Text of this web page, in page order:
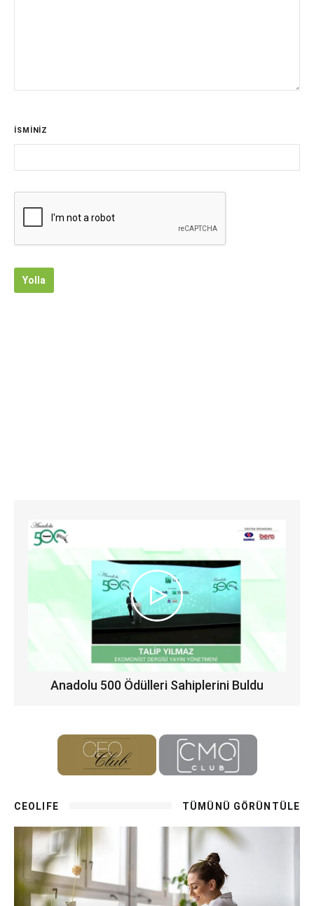
İSMİNİZ
Yolla
Anadolu 500 Ödülleri Sahiplerini Buldu
CEOLIFE TÜMÜNÜ GÖRÜNTÜLE